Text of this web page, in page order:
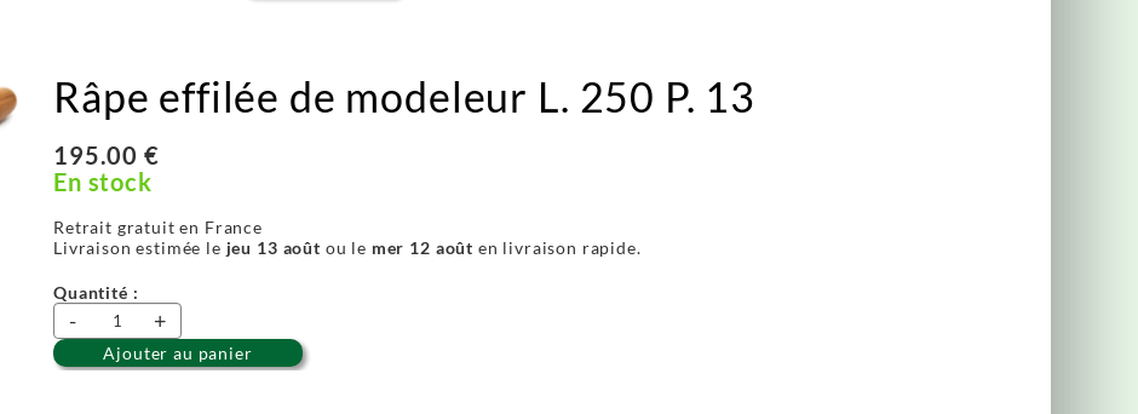
Râpe effilée de modeleur L. 250 P. 13
195.00 €
En stock
Retrait gratuit en France
Livraison estimée le jeu 13 août ou le mer 12 août en livraison rapide.
Quantité :
- +
Ajouter au panier